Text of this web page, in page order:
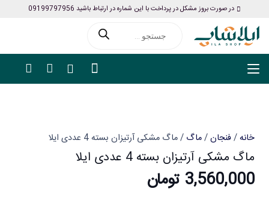
در صورت بروز مشکل در پرداخت با این شماره در ارتباط باشید 09199797956
search
خانه/فنجان/ماگ / ماگ مشکی آرتیزان بسته 4 عددی ایلا
ماگ مشکی آرتیزان بسته 4 عددی ایلا
3,560,000 تومان